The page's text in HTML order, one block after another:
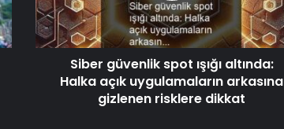
Siber güvenlik spot ışığı altında:
Halka açık uygulamaların arkasına
gizlenen risklere dikkat